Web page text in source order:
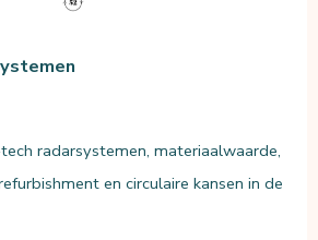
radarsystemen, materiaalwaarde,
en circulaire kansen in de